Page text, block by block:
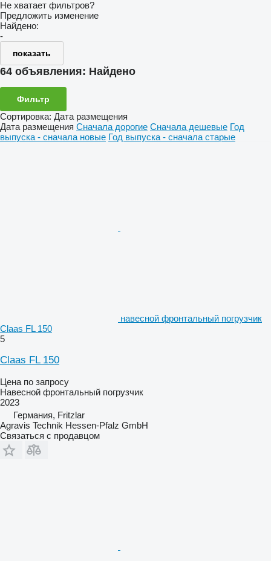
Не хватает фильтров?
Предложить изменение
Найдено:
-
показать
64 объявления: Найдено
Фильтр
Сортировка: Дата размещения
Дата размещения Сначала дорогие Сначала дешевые Год
выпуска - сначала новые Год выпуска - сначала старые
навесной фронтальный погрузчик
Claas FL 150
5
Claas FL 150
Цена по запросу
Навесной фронтальный погрузчик
2023
Германия, Fritzlar
Agravis Technik Hessen-Pfalz GmbH
Связаться с продавцом